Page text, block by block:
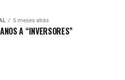
5 meses atrás
A “INVERSORES”